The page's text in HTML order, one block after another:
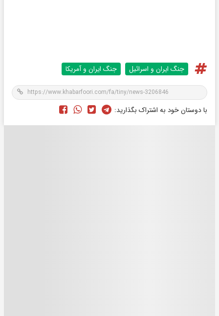
جنگ ایران و اسرائیل جنگ ایران و آمریکا
با دوستان خود به اشتراک بگذارید: